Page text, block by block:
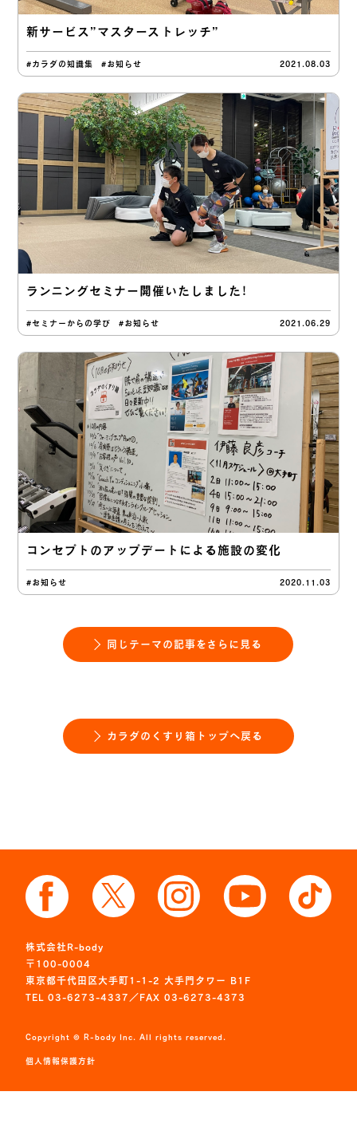
新サービス”マスターストレッチ”
#カラダの知識集 #お知らせ 2021.08.03
ランニングセミナー開催いたしました！
#セミナーからの学び #お知らせ 2021.06.29
コンセプトのアップデートによる施設の変化
#お知らせ 2020.11.03
同じテーマの記事をさらに見る
カラダのくすり箱トップへ戻る
株式会社R-body
〒100-0004
東京都千代田区大手町1-1-2 大手門タワー B1F
TEL 03-6273-4337／FAX 03-6273-4373
Copyright © R-body Inc. All rights reserved.
個人情報保護方針